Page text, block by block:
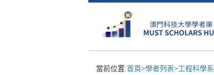
當前位置:首頁>學者列表>工程科學系